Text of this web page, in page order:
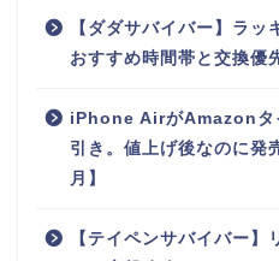
【ダダサバイバー】ラッ
おすすめ時間帯と交換優
iPhone AirがAmazonタ
引き。値上げ後なのに発
月】
【テイペンサバイバー】